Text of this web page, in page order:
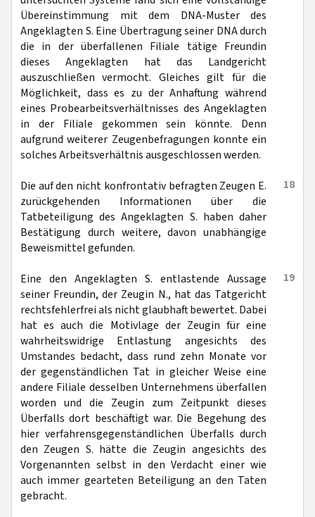
Übereinstimmung mit dem DNA-Muster des
Angeklagten S. Eine Übertragung seiner DNA durch
die in der überfallenen Filiale tätige Freundin
dieses Angeklagten hat das Landgericht
auszuschließen vermocht. Gleiches gilt für die
Möglichkeit, dass es zu der Anhaftung während
eines Probearbeitsverhältnisses des Angeklagten
in der Filiale gekommen sein könnte. Denn
aufgrund weiterer Zeugenbefragungen konnte ein
solches Arbeitsverhältnis ausgeschlossen werden.
18
Die auf den nicht konfrontativ befragten Zeugen E.
zurückgehenden Informationen über die
Tatbeteiligung des Angeklagten S. haben daher
Bestätigung durch weitere, davon unabhängige
Beweismittel gefunden.
19
Eine den Angeklagten S. entlastende Aussage
seiner Freundin, der Zeugin N., hat das Tatgericht
rechtsfehlerfrei als nicht glaubhaft bewertet. Dabei
hat es auch die Motivlage der Zeugin für eine
wahrheitswidrige Entlastung angesichts des
Umstandes bedacht, dass rund zehn Monate vor
der gegenständlichen Tat in gleicher Weise eine
andere Filiale desselben Unternehmens überfallen
worden und die Zeugin zum Zeitpunkt dieses
Überfalls dort beschäftigt war. Die Begehung des
hier verfahrensgegenständlichen Überfalls durch
den Zeugen S. hätte die Zeugin angesichts des
Vorgenannten selbst in den Verdacht einer wie
auch immer gearteten Beteiligung an den Taten
gebracht.